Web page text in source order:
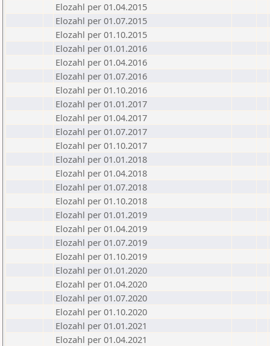
Elozahl per 01.04.2015
Elozahl per 01.07.2015
Elozahl per 01.10.2015
Elozahl per 01.01.2016
Elozahl per 01.04.2016
Elozahl per 01.07.2016
Elozahl per 01.10.2016
Elozahl per 01.01.2017
Elozahl per 01.04.2017
Elozahl per 01.07.2017
Elozahl per 01.10.2017
Elozahl per 01.01.2018
Elozahl per 01.04.2018
Elozahl per 01.07.2018
Elozahl per 01.10.2018
Elozahl per 01.01.2019
Elozahl per 01.04.2019
Elozahl per 01.07.2019
Elozahl per 01.10.2019
Elozahl per 01.01.2020
Elozahl per 01.04.2020
Elozahl per 01.07.2020
Elozahl per 01.10.2020
Elozahl per 01.01.2021
Elozahl per 01.04.2021